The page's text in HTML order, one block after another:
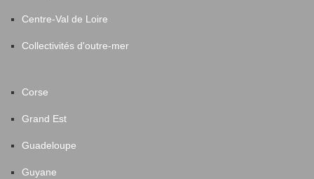
Centre-Val de Loire
Collectivités d'outre-mer
Corse
Grand Est
Guadeloupe
Guyane